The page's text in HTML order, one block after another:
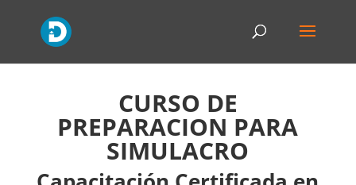
CURSO DE
PREPARACION PARA
SIMULACRO